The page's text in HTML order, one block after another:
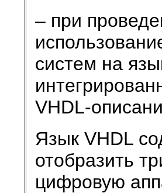
– при
систем на
VHDL-
Язык VHDL
отобразить
цифровую